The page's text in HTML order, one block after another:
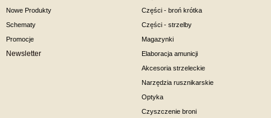
Nowe Produkty
Schematy
Promocje
Newsletter
Części - broń krótka
Części - strzelby
Magazynki
Elaboracja amunicji
Akcesoria strzeleckie
Narzędzia rusznikarskie
Optyka
Czyszczenie broni